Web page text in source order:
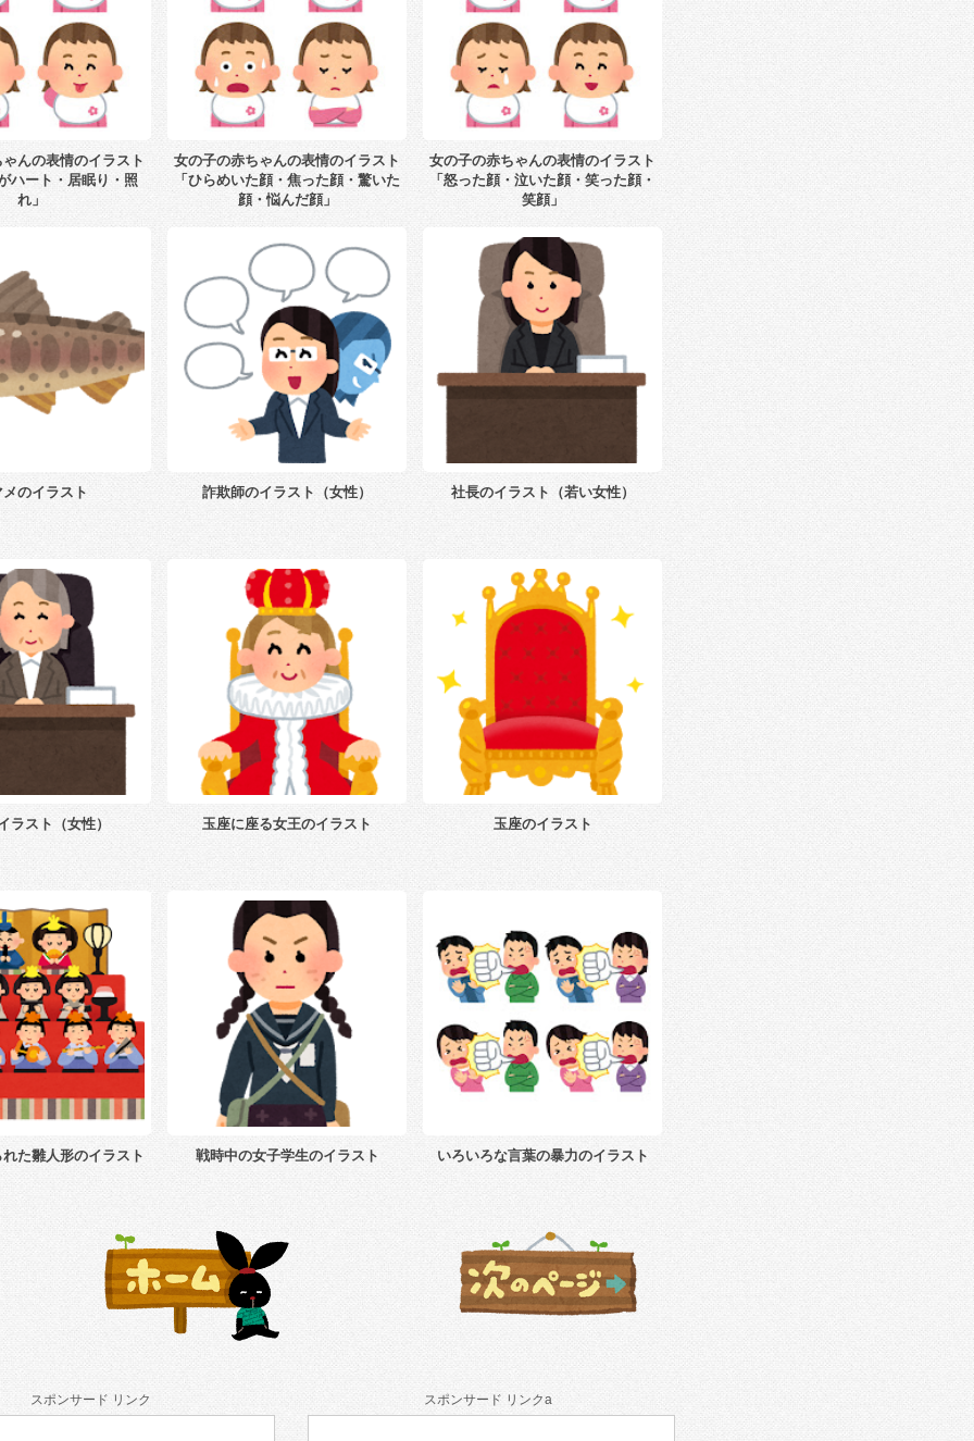
んの表情のイラスト
ハート・居眠り・照
れ」
女の子の赤ちゃんの表情のイラスト
「ひらめいた顔・焦った顔・驚いた
顔・悩んだ顔」
女の子の赤ちゃんの表情のイラスト
「怒った顔・泣いた顔・笑った顔・
笑顔」
のイラスト 詐欺師のイラスト（女性） 社長のイラスト（若い女性）
ラスト（女性） 玉座に座る女王のイラスト 玉座のイラスト
た雛人形のイラスト 戦時中の女子学生のイラスト いろいろな言葉の暴力のイラスト
スポンサード リンク スポンサード リンクa